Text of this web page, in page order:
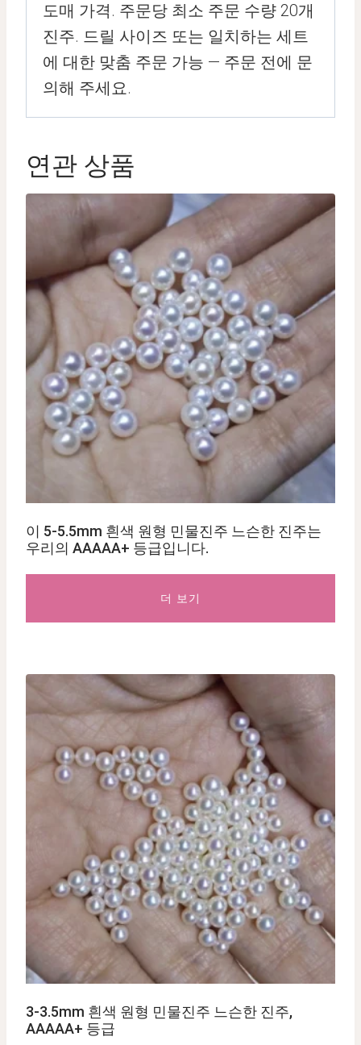
도매 가격. 주문당 최소 주문 수량 20개
진주. 드릴 사이즈 또는 일치하는 세트
에 대한 맞춤 주문 가능 — 주문 전에 문
의해 주세요.
연관 상품
이 5-5.5mm 흰색 원형 민물진주 느슨한 진주는
우리의 AAAAA+ 등급입니다.
더 보기
3-3.5mm 흰색 원형 민물진주 느슨한 진주,
AAAAA+ 등급